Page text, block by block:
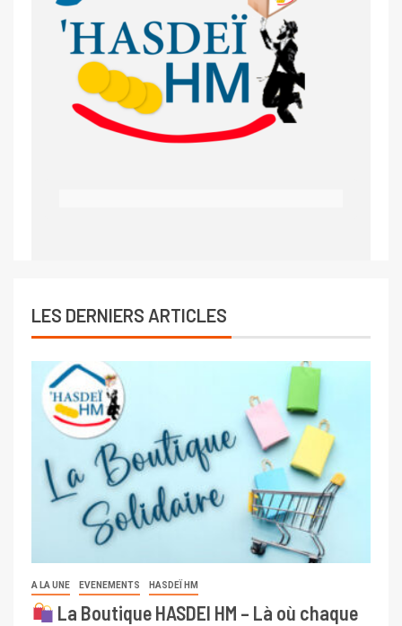
LES DERNIERS ARTICLES
A LA UNE EVENEMENTS HASDEÏ HM
La Boutique HASDEI HM – Là où chaque